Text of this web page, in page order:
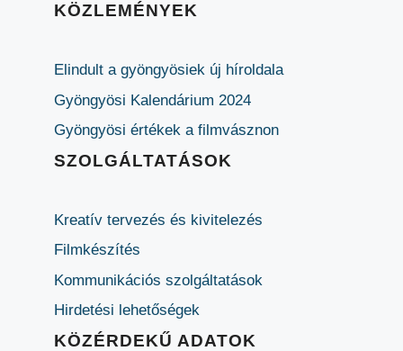
KÖZLEMÉNYEK
Elindult a gyöngyösiek új híroldala
Gyöngyösi Kalendárium 2024
Gyöngyösi értékek a filmvásznon
SZOLGÁLTATÁSOK
Kreatív tervezés és kivitelezés
Filmkészítés
Kommunikációs szolgáltatások
Hirdetési lehetőségek
KÖZÉRDEKŰ ADATOK